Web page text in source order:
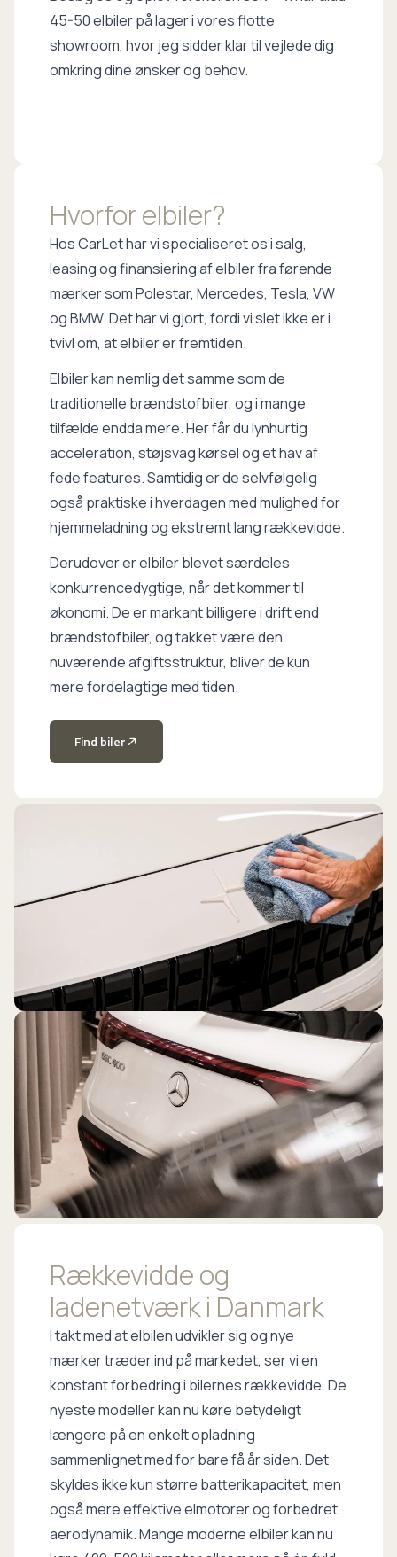
45-50 elbiler på lager i vores flotte
showroom, hvor jeg sidder klar til vejlede dig
omkring dine ønsker og behov.
Hvorfor elbiler?
Hos CarLet har vi specialiseret os i salg,
leasing og finansiering af elbiler fra førende
mærker som Polestar, Mercedes, Tesla, VW
og BMW. Det har vi gjort, fordi vi slet ikke er i
tvivl om, at elbiler er fremtiden.
Elbiler kan nemlig det samme som de
traditionelle brændstofbiler, og i mange
tilfælde endda mere. Her får du lynhurtig
acceleration, støjsvag kørsel og et hav af
fede features. Samtidig er de selvfølgelig
også praktiske i hverdagen med mulighed for
hjemmeladning og ekstremt lang rækkevidde.
Derudover er elbiler blevet særdeles
konkurrencedygtige, når det kommer til
økonomi. De er markant billigere i drift end
brændstofbiler, og takket være den
nuværende afgiftsstruktur, bliver de kun
mere fordelagtige med tiden.
Find biler
Rækkevidde og
ladenetværk i Danmark
I takt med at elbilen udvikler sig og nye
mærker træder ind på markedet, ser vi en
konstant forbedring i bilernes rækkevidde. De
nyeste modeller kan nu køre betydeligt
længere på en enkelt opladning
sammenlignet med for bare få år siden. Det
skyldes ikke kun større batterikapacitet, men
også mere effektive elmotorer og forbedret
aerodynamik. Mange moderne elbiler kan nu